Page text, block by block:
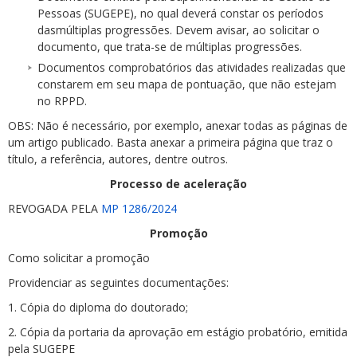
Pessoas (SUGEPE), no qual deverá constar os períodos
dasmúltiplas progressões. Devem avisar, ao solicitar o
documento, que trata-se de múltiplas progressões.
Documentos comprobatórios das atividades realizadas que
constarem em seu mapa de pontuação, que não estejam
no RPPD.
OBS: Não é necessário, por exemplo, anexar todas as páginas de
um artigo publicado. Basta anexar a primeira página que traz o
título, a referência, autores, dentre outros.
Processo de aceleração
REVOGADA PELA MP 1286/2024
Promoção
Como solicitar a promoção
Providenciar as seguintes documentações:
1. Cópia do diploma do doutorado;
2. Cópia da portaria da aprovação em estágio probatório, emitida
pela SUGEPE